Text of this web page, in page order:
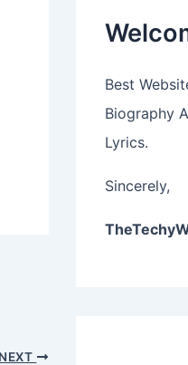
NEXT
Best
Biography
Lyrics.
Sincerely,